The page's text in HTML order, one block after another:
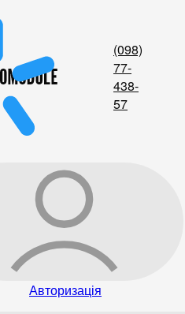
(098)
77-
438-
57
Авторизація